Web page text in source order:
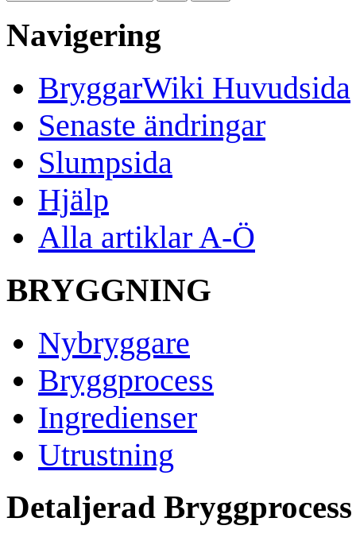
Navigering
BryggarWiki Huvudsida
Senaste ändringar
Slumpsida
Hjälp
Alla artiklar A-Ö
BRYGGNING
Nybryggare
Bryggprocess
Ingredienser
Utrustning
Detaljerad Bryggprocess